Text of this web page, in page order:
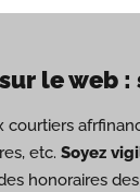
le web
etc. Soyez
honoraires